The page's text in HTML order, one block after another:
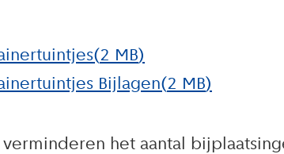
(2 MB)
Bijlagen(2 MB)
het aantal